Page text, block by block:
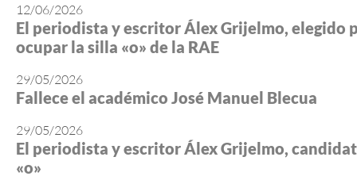
12/06/2026
El periodista y escritor Álex Grijelmo, elegido
ocupar la silla «o» de la RAE
29/05/2026
Fallece el académico José Manuel Blecua
29/05/2026
El periodista y escritor Álex Grijelmo,
«o»